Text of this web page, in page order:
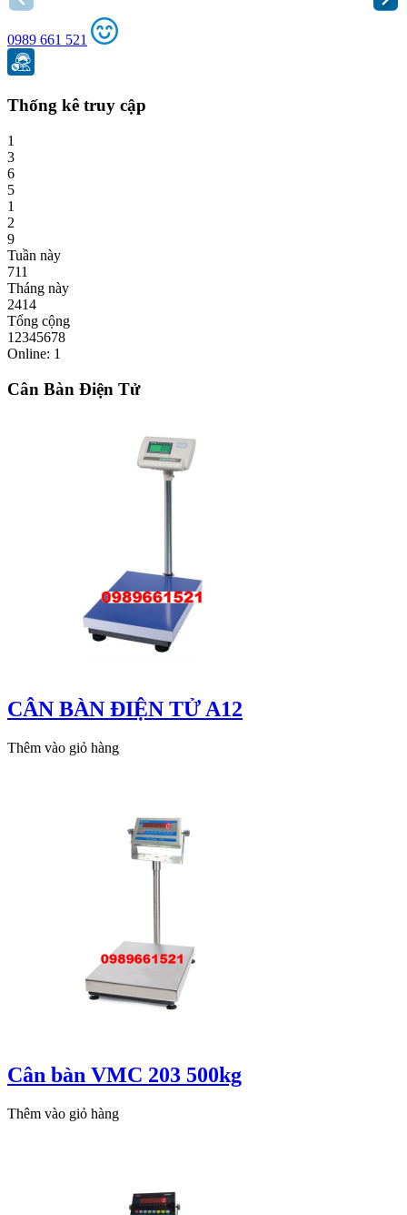
0989 661 521
Thống kê truy cập
1
3
6
5
1
2
9
Tuần này
711
Tháng này
2414
Tổng cộng
12345678
Online: 1
Cân Bàn Điện Tử
CÂN BÀN ĐIỆN TỬ A12
Thêm vào giỏ hàng
Cân bàn VMC 203 500kg
Thêm vào giỏ hàng